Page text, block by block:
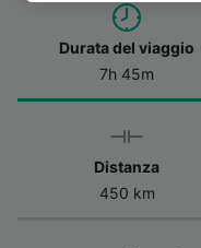
Durata del viaggio
7h 45m
Distanza
450 km
dell'informativa
verranno
influenzeranno i
tracciamento se
per farlo.
Noi e i nostri